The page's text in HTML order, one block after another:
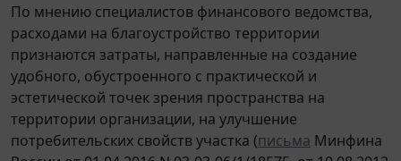
По мнению специалистов финансового ведомства,
расходами на благоустройство территории
признаются затраты, направленные на создание
удобного, обустроенного с практической и
эстетической точек зрения пространства на
территории организации, на улучшение
потребительских свойств участка (письма Минфина